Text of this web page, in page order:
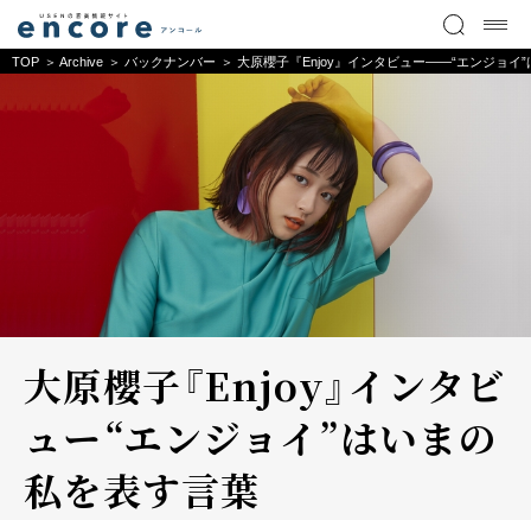
TOP Archive バックナンバー 大原櫻子『Enjoy』インタビュー――“エンジョイ”
大原櫻子『Enjoy』インタビ
ュー――“エンジョイ”はいまの
私を表す言葉